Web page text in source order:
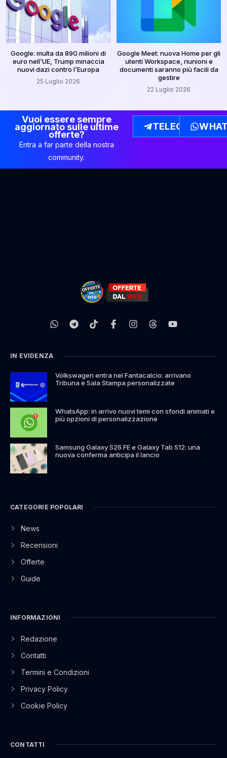
Google: multa da 890 milioni di
euro nell’UE, Trump minaccia
nuovi dazi contro l’Europa
25 Luglio 2026
Google Meet: nuova Home per gli
utenti Workspace, riunioni e
documenti saranno più facili da
gestire
22 Luglio 2026
Vuoi essere sempre
aggiornato sulle ultime
offerte?
Entra a far parte della nostra
community.
TELEGRAM
IN EVIDENZA
Volkswagen entra nel Fantacalcio: arrivano
Tribuna e Sala Stampa personalizzate
WhatsApp: in arrivo nuovi temi con sfondi animati e
più opzioni di personalizzazione
Samsung Galaxy S26 FE e Galaxy Tab S12: una
nuova conferma anticipa il lancio
CATEGORIE POPOLARI
News
Recensioni
Offerte
Guide
INFORMAZIONI
Redazione
Contatti
Termini e Condizioni
Privacy Policy
Cookie Policy
CONTATTI